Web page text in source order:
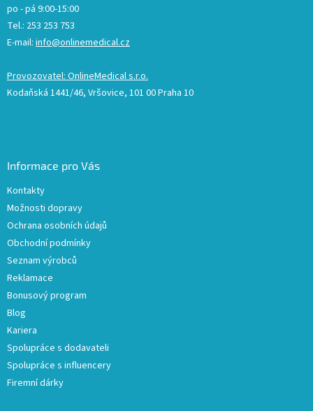
po - pá 9:00-15:00
Tel.: 253 253 753
E-mail: info@onlinemedical.cz
Provozovatel: OnlineMedical s.r.o.
Kodaňská 1441/46, Vršovice, 101 00 Praha 10
Informace pro Vás
Kontakty
Možnosti dopravy
Ochrana osobních údajů
Obchodní podmínky
Seznam výrobců
Reklamace
Bonusový program
Blog
Kariera
Spolupráce s dodavateli
Spolupráce s influencery
Firemní dárky